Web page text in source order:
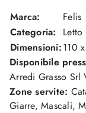
Marca:
Felis
Categoria:
Dimensioni:110
Disponibile
Arredi Grasso Srl
Zone servite:
Giarre, Mascali,